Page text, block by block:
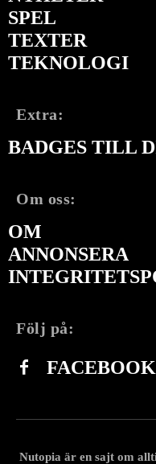
SPEL
TEXTER
TEKNOLOGI
Extra:
BADGES TILL
Om oss:
OM
ANNONSERA
Följ på:
FACEBOOK
Nutopia är en sajt om